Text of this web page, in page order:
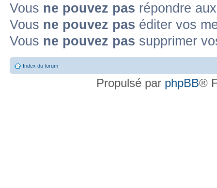
Vous ne pouvez pas répondre
Vous ne pouvez pas éditer vos
Vous ne pouvez pas supprimer
Index du forum
Propulsé par phpBB®